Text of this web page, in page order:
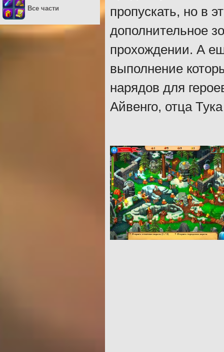
пропускать, но в
дополнительное
прохождении. А
выполнение
нарядов для
Айвенго, отца
Все части